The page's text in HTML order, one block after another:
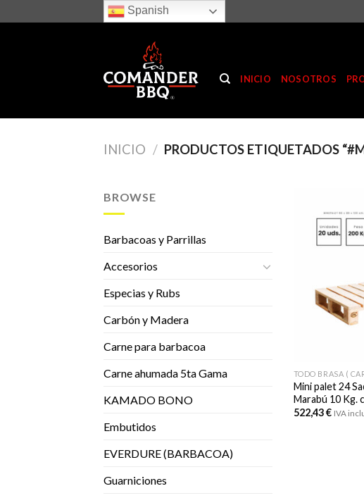
to
Spanish
INICIO NOSOTROS
INICIO / PRODUCTOS ETIQUETADOS
BROWSE
Barbacoas y Parrillas
Accesorios
Especias y Rubs
Carbón y Madera
Carne para barbacoa
Carne ahumada 5ta Gama
KAMADO BONO
Embutidos
EVERDURE (BARBACOA)
Guarniciones
TODO BRASA (
Mini palet 24
Marabú 10 Kg.
522,43€ IVA